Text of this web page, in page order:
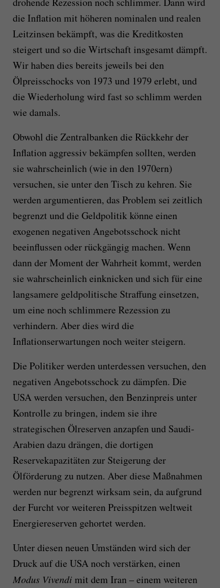
die Inflation mit höheren nominalen und realen
Leitzinsen bekämpft, was die Kreditkosten
steigert und so die Wirtschaft insgesamt dämpft.
Wir haben dies bereits jeweils bei den
Ölpreisschocks von 1973 und 1979 erlebt, und
die Wiederholung wird fast so schlimm werden
wie damals.
Obwohl die Zentralbanken die Rückkehr der
Inflation aggressiv bekämpfen sollten, werden
sie wahrscheinlich (wie in den 1970ern)
versuchen, sie unter den Tisch zu kehren. Sie
werden argumentieren, das Problem sei zeitlich
begrenzt und die Geldpolitik könne einen
exogenen negativen Angebotsschock nicht
beeinflussen oder rückgängig machen. Wenn
dann der Moment der Wahrheit kommt, werden
sie wahrscheinlich einknicken und sich für eine
langsamere geldpolitische Straffung einsetzen,
um eine noch schlimmere Rezession zu
verhindern. Aber dies wird die
Inflationserwartungen noch weiter steigern.
Die Politiker werden unterdessen versuchen, den
negativen Angebotsschock zu dämpfen. Die
USA werden versuchen, den Benzinpreis unter
Kontrolle zu bringen, indem sie ihre
strategischen Ölreserven anzapfen und Saudi-
Arabien dazu drängen, die dortigen
Reservekapazitäten zur Steigerung der
Ölförderung zu nutzen. Aber diese Maßnahmen
werden nur begrenzt wirksam sein, da aufgrund
der Furcht vor weiteren Preisspitzen weltweit
Energiereserven gehortet werden.
Unter diesen neuen Umständen wird sich der
Druck auf die USA noch verstärken, einen
Modus Vivendimit dem Iran – einem weiteren